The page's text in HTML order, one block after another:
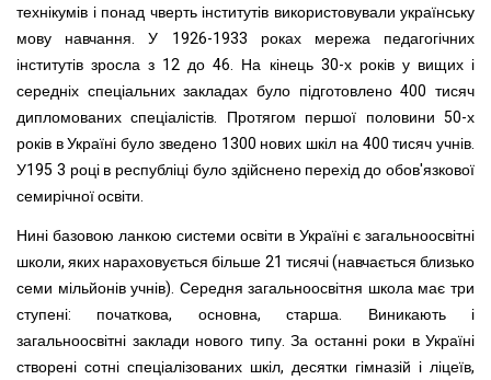
технікумів і понад чверть інститутів використовували українську
мову навчання. У 1926-1933 роках мережа педагогічних
інститутів зросла з 12 до 46. На кінець 30-х років у вищих і
середніх спеціальних закладах було підготовлено 400 тисяч
дипломованих спеціалістів. Протягом першої половини 50-х
років в Україні було зведено 1300 нових шкіл на 400 тисяч учнів.
У195 3 році в республіці було здійснено перехід до обов'язкової
семирічної освіти.
Нині базовою ланкою системи освіти в Україні є загальноосвітні
школи, яких нараховується більше 21 тисячі (навчається близько
семи мільйонів учнів). Середня загальноосвітня школа має три
ступені: початкова, основна, старша. Виникають і
загальноосвітні заклади нового типу. За останні роки в Україні
створені сотні спеціалізованих шкіл, десятки гімназій і ліцеїв,